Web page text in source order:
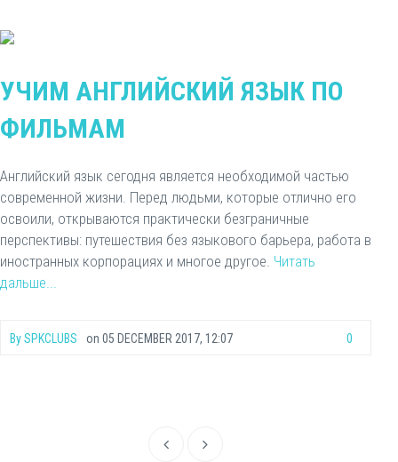
УЧИМ АНГЛИЙСКИЙ ЯЗЫК ПО
ФИЛЬМАМ
Английский язык сегодня является необходимой частью
современной жизни. Перед людьми, которые отлично его
освоили, открываются практически безграничные
перспективы: путешествия без языкового барьера, работа в
иностранных корпорациях и многое другое. Читать
дальше...
BySPKCLUBS on 05 DECEMBER 2017, 12:07 0